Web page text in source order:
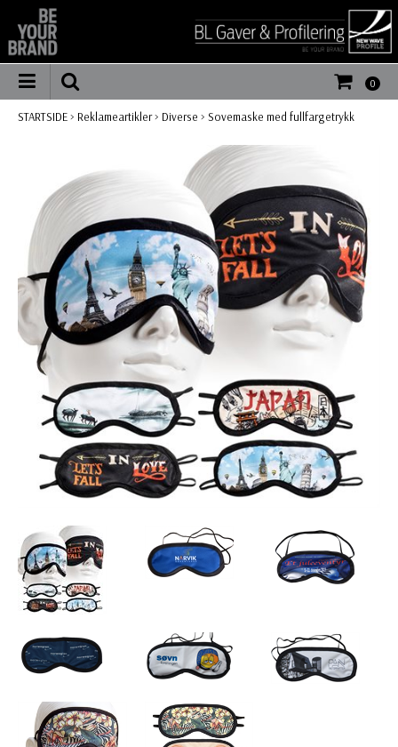
0
STARTSIDE> Reklameartikler> Diverse > Sovemaske med fullfargetrykk